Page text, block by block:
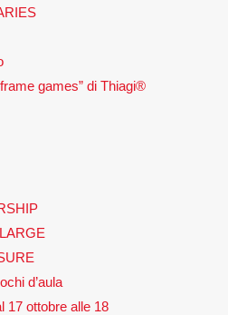
games” di Thiagi®
d’aula
17 ottobre alle 18